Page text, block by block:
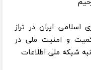
ایران در تراز
و امنیت ملی در
شبکه ملی اطلاعات